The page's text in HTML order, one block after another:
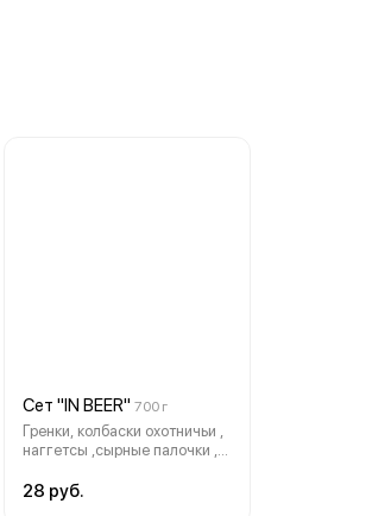
Сет "IN BEER" 700 г
Гренки, колбаски охотничьи ,
наггетсы ,сырные палочки ,
фри, соусы фирменные
28 руб.